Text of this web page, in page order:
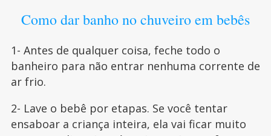
Como dar banho no chuveiro em bebês
1- Antes de qualquer coisa, feche todo o
banheiro para não entrar nenhuma corrente de
ar frio.
2- Lave o bebê por etapas. Se você tentar
ensaboar a criança inteira, ela vai ficar muito